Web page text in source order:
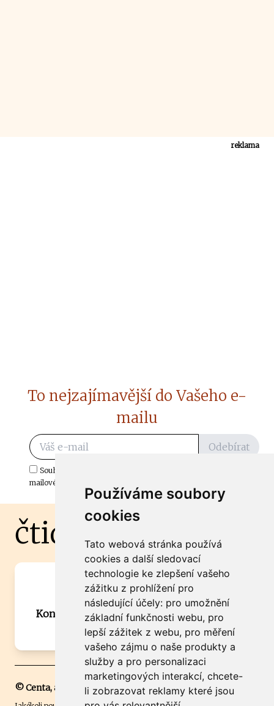
Používáme soubory
cookies
Tato webová stránka používá
cookies a další sledovací
technologie ke zlepšení vašeho
zážitku z prohlížení pro
následující účely: pro umožnění
základní funkčnosti webu, pro
lepší zážitek z webu, pro měření
vašeho zájmu o naše produkty a
služby a pro personalizaci
marketingových interakcí, chcete-
li zobrazovat reklamy které jsou
reklama
To nejzajímavější do Vašeho e-
mailu
Odebírat
Souhlasím s odběrem důležitých zpráv ze ČtiDoma.cz do mé e-
mailové schránky.
čtidoma.cz
Máte zajímavou informaci? Chcete
spolupracovat?
Kontaktujte šéfredaktora Martina Chalupu:
chalupa@ctidoma.cz
© Centa, a.s.